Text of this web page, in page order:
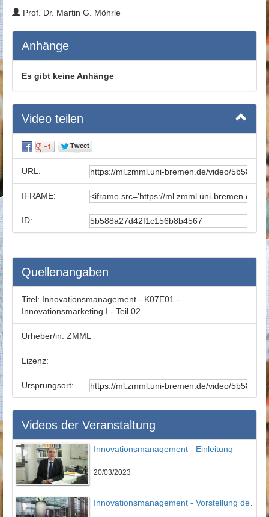
Prof. Dr. Martin G. Möhrle
Anhänge
Es gibt keine Anhänge
Video teilen
URL:
IFRAME:
ID:
Quellenangaben
Titel: Innovationsmanagement - K07E01 -
Innovationsmarketing I - Teil 02
Urheber/in: ZMML
Lizenz:
Ursprungsort:
Videos der Veranstaltung
Innovationsmanagement - Einleitung
20/03/2023
Innovationsmanagement - Vorstellung des IPMI